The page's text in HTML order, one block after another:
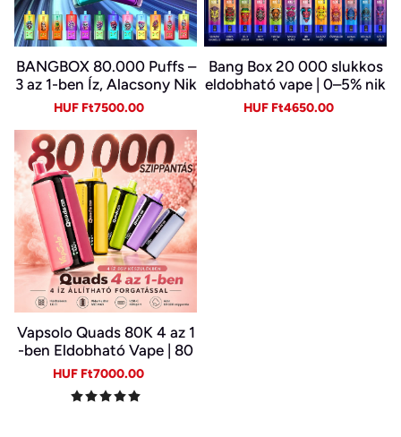
BANGBOX 80.000 Puffs –
3 az 1-ben Íz, Alacsony Nik
otin, Eredeti Újratölthető
skedelemben~
Sale
HUF Ft7500.00
Bang Box 20 000 slukkos
eldobható vape | 0–5% nik
otin | újratölthető, Type-C
Sale
HUF Ft4650.00
Vapsolo Quads 80K 4 az 1
-ben Eldobható Vape | 80
000 Slukk, Több Íz Egy Ké
szülékben
Sale
HUF Ft7000.00